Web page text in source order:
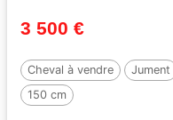
3 500 €
Cheval à vendre Jument
150 cm